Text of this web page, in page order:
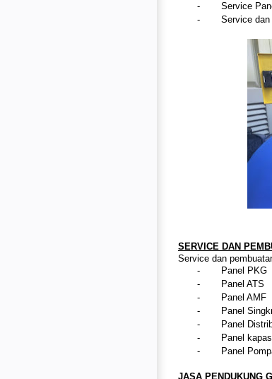
-
Service
-
Service
SERVICE DAN
Service dan
-
Panel PKG
-
Panel ATS
-
Panel AMF
-
Panel
-
Panel
-
Panel
-
Panel
JASA PENDUKUNG